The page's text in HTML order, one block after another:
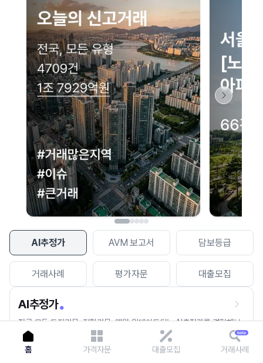
AI추정가 AVM 보고서 담보등급
거래사례 평가자문 대출모집
AI추정가
전국 모든 토지건물, 집합건물, 매월 업데이트되는 AI추정가를 경험해보
세요.
네이버 지도 연결 안내
현재 네이버 지도 연결이 원활하지 않아 지도를 불러올 수 없습니다.
이용에 불편을 드려 죄송합니다.
다시 시도
홈 가격자문 대출모집 거래사례